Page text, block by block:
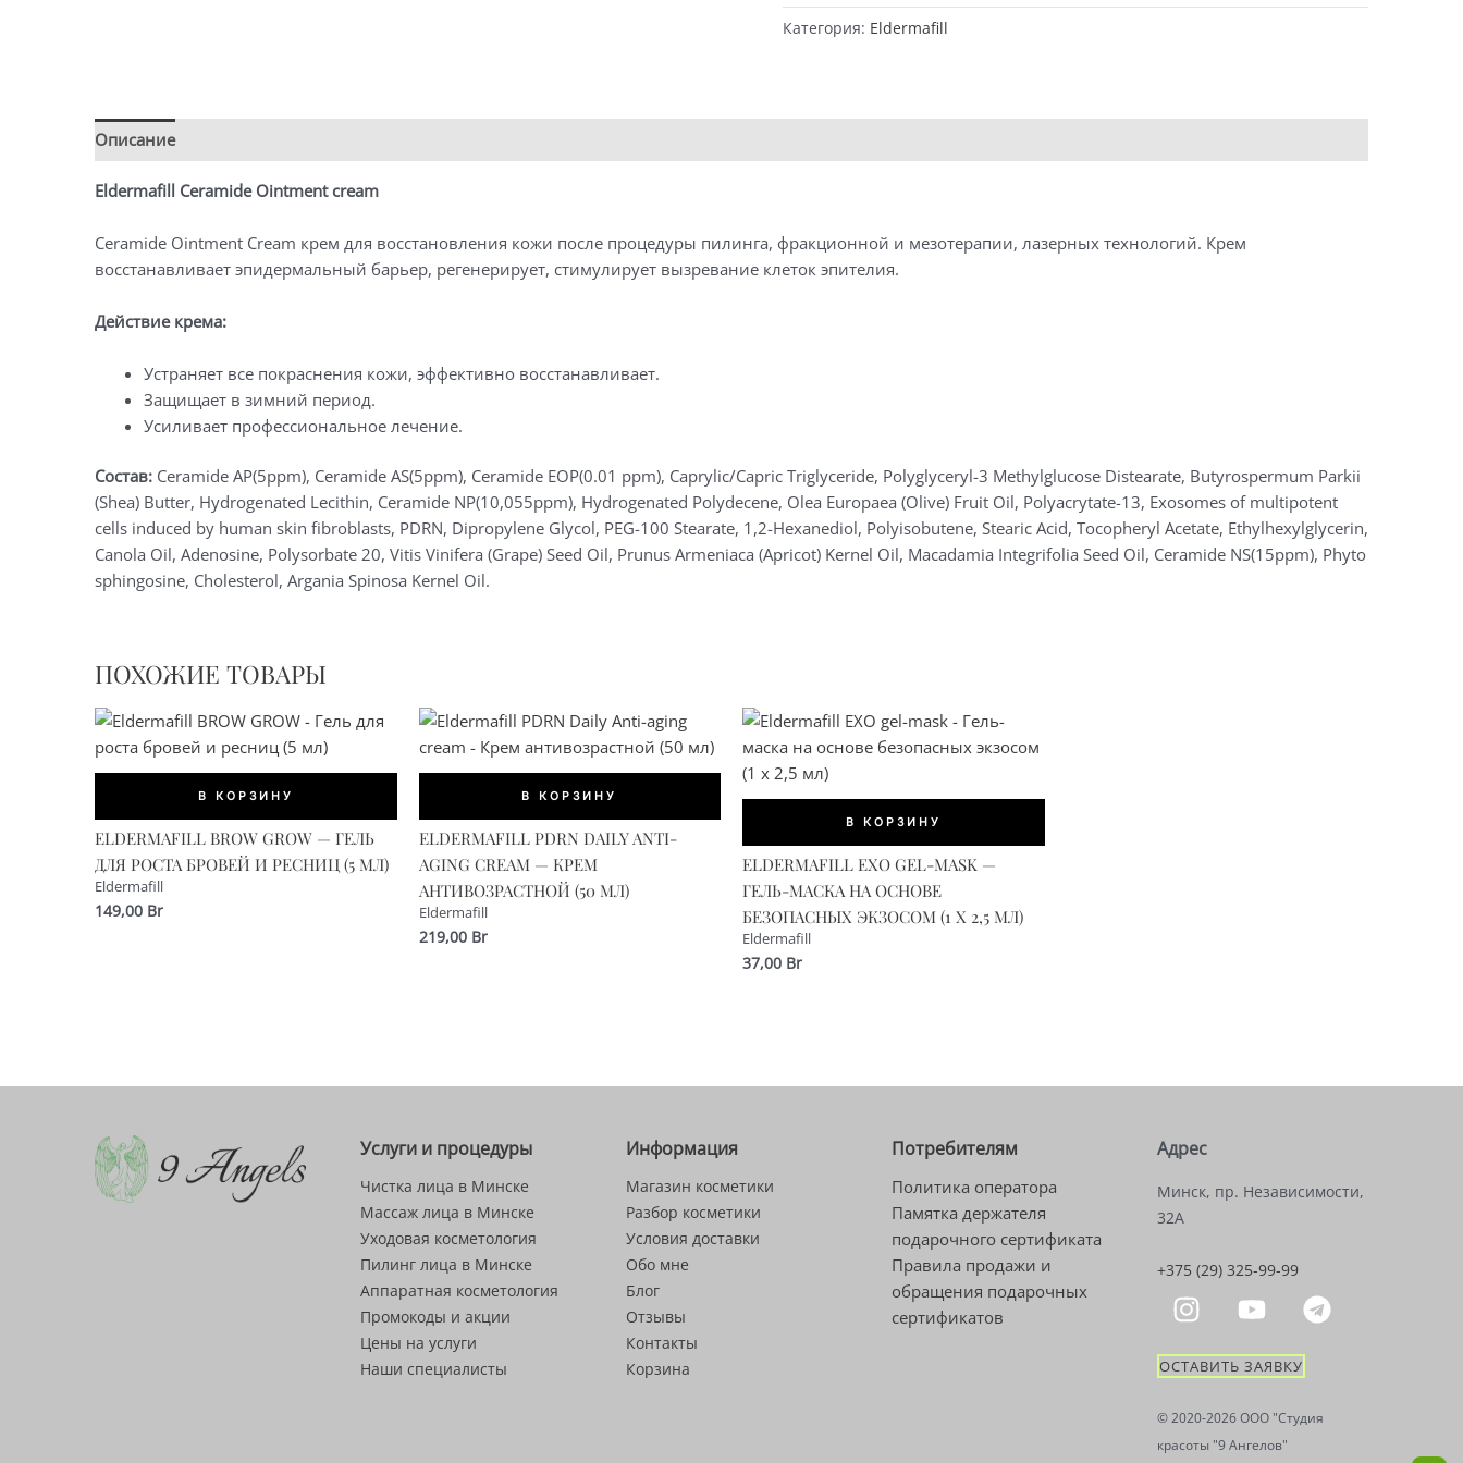
Ointment
Универсальный
мл)
Категория: Eldermafill
Описание
Eldermafill Ceramide Ointment cream
Ceramide Ointment Cream крем для восстановления кожи после процедуры пилинга, фракционной и мезотерапии, лазерных технологий. Крем
восстанавливает эпидермальный барьер, регенерирует, стимулирует вызревание клеток эпителия.
Действие крема:
Устраняет все покраснения кожи, эффективно восстанавливает.
Защищает в зимний период.
Усиливает профессиональное лечение.
Состав: Ceramide AP(5ppm), Ceramide AS(5ppm), Ceramide EOP(0.01 ppm), Caprylic/Capric Triglyceride, Polyglyceryl-3 Methylglucose Distearate, Butyrospermum Parkii
(Shea) Butter, Hydrogenated Lecithin, Ceramide NP(10,055ppm), Hydrogenated Polydecene, Olea Europaea (Olive) Fruit Oil, Polyacrytate-13, Exosomes of multipotent
cells induced by human skin fibroblasts, PDRN, Dipropylene Glycol, PEG-100 Stearate, 1,2-Hexanediol, Polyisobutene, Stearic Acid, Tocopheryl Acetate, Ethylhexylglycerin,
Canola Oil, Adenosine, Polysorbate 20, Vitis Vinifera (Grape) Seed Oil, Prunus Armeniaca (Apricot) Kernel Oil, Macadamia Integrifolia Seed Oil, Ceramide NS(15ppm), Phyto
sphingosine, Cholesterol, Argania Spinosa Kernel Oil.
ПОХОЖИЕ ТОВАРЫ
В КОРЗИНУ
ELDERMAFILL BROW GROW — ГЕЛЬ
ДЛЯ РОСТА БРОВЕЙ И РЕСНИЦ (5 МЛ)
Eldermafill
149,00 Br
В КОРЗИНУ
ELDERMAFILL PDRN DAILY ANTI-
AGING CREAM — КРЕМ
АНТИВОЗРАСТНОЙ (50 МЛ)
Eldermafill
219,00 Br
В КОРЗИНУ
ELDERMAFILL EXO GEL-MASK —
ГЕЛЬ-МАСКА НА ОСНОВЕ
БЕЗОПАСНЫХ ЭКЗОСОМ (1 X 2,5 МЛ)
Eldermafill
37,00 Br
Услуги и процедуры
Чистка лица в Минске
Массаж лица в Минске
Уходовая косметология
Пилинг лица в Минске
Аппаратная косметология
Промокоды и акции
Цены на услуги
Наши специалисты
Информация
Магазин косметики
Разбор косметики
Условия доставки
Обо мне
Блог
Отзывы
Контакты
Корзина
Потребителям
Политика оператора
Памятка держателя
подарочного сертификата
Правила продажи и
обращения подарочных
сертификатов
Адрес
Минск, пр. Независимости,
32А
+375 (29) 325-99-99
ОСТАВИТЬ ЗАЯВКУ
© 2020-2026 OOO "Студия
красоты "9 Ангелов"